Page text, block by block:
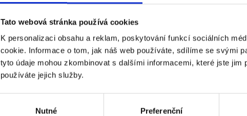
Tato webová stránka používá cookies
K personalizaci obsahu a reklam, poskytování funkcí sociálních
cookie. Informace o tom, jak náš web používáte, sdílíme se svými
tyto údaje mohou zkombinovat s dalšími informacemi, které jste
používáte jejich služby.
Nutné Preferenční
Váš email:
Kde žijete?